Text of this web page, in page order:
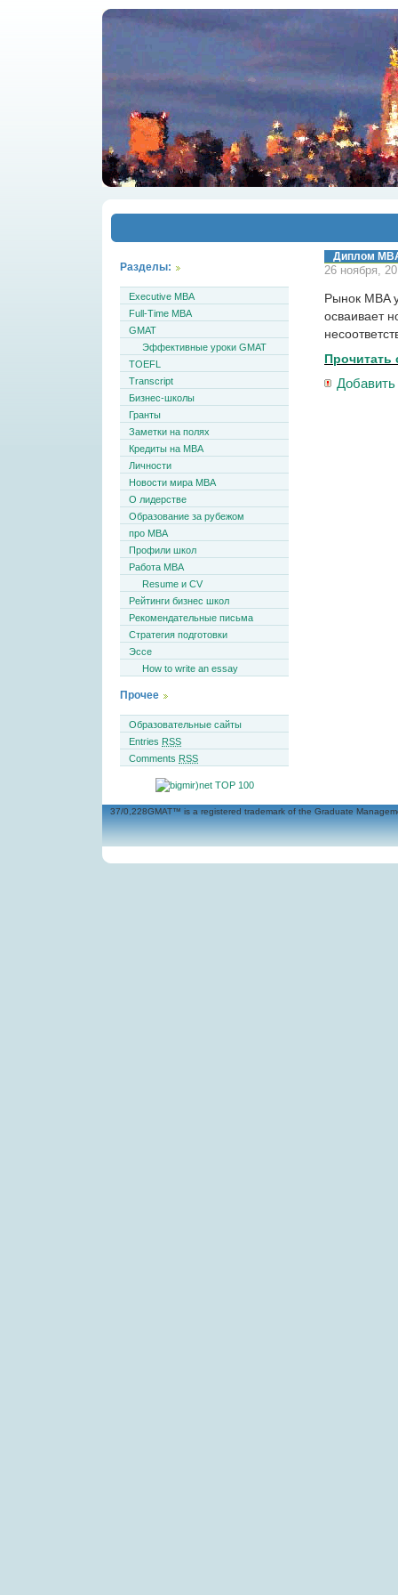
Диплом
26 ноября,
Рынок MBA
осваивает
Прочитать
Разделы:
Executive MBA
Full-Time MBA
GMAT
Эффективные уроки GMAT
TOEFL
Transcript
Бизнес-школы
Гранты
Заметки на полях
Кредиты на MBA
Личности
Новости мира MBA
О лидерстве
Образование за рубежом
про MBA
Профили школ
Работа MBA
Resume и CV
Рейтинги бизнес школ
Рекомендательные письма
Стратегия подготовки
Эссе
How to write an essay
Прочее
Образовательные сайты
Entries RSS
Comments RSS
37/0,228GMAT™ is a registered trademark of the Graduate